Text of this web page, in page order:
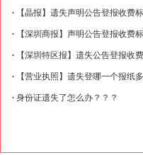
【晶报】遗失声明公告登报收费
【深圳商报】声明公告登报收费
【深圳特区报】遗失公告登报收
【营业执照】遗失登哪一个报纸
身份证遗失了怎么办？？？